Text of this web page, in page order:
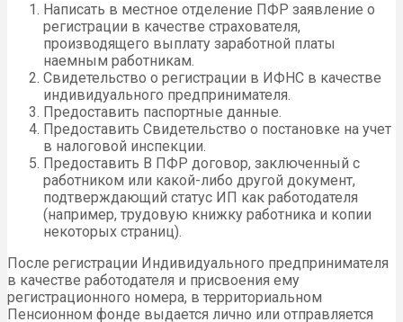
Написать в местное отделение ПФР заявление о
регистрации в качестве страхователя,
производящего выплату заработной платы
наемным работникам.
Свидетельство о регистрации в ИФНС в качестве
индивидуального предпринимателя.
Предоставить паспортные данные.
Предоставить Свидетельство о постановке на учет
в налоговой инспекции.
Предоставить В ПФР договор, заключенный с
работником или какой-либо другой документ,
подтверждающий статус ИП как работодателя
(например, трудовую книжку работника и копии
некоторых страниц).
После регистрации Индивидуального предпринимателя
в качестве работодателя и присвоения ему
регистрационного номера, в территориальном
Пенсионном фонде выдается лично или отправляется